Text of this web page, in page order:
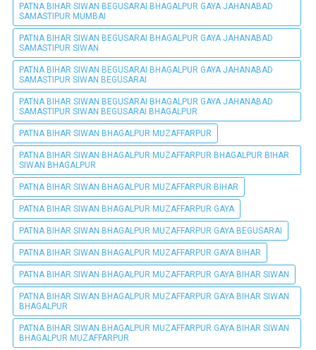
PATNA BIHAR SIWAN BEGUSARAI BHAGALPUR GAYA JAHANABAD
SAMASTIPUR MUMBAI
PATNA BIHAR SIWAN BEGUSARAI BHAGALPUR GAYA JAHANABAD
SAMASTIPUR SIWAN
PATNA BIHAR SIWAN BEGUSARAI BHAGALPUR GAYA JAHANABAD
SAMASTIPUR SIWAN BEGUSARAI
PATNA BIHAR SIWAN BEGUSARAI BHAGALPUR GAYA JAHANABAD
SAMASTIPUR SIWAN BEGUSARAI BHAGALPUR
PATNA BIHAR SIWAN BHAGALPUR MUZAFFARPUR
PATNA BIHAR SIWAN BHAGALPUR MUZAFFARPUR BHAGALPUR BIHAR
SIWAN BHAGALPUR
PATNA BIHAR SIWAN BHAGALPUR MUZAFFARPUR BIHAR
PATNA BIHAR SIWAN BHAGALPUR MUZAFFARPUR GAYA
PATNA BIHAR SIWAN BHAGALPUR MUZAFFARPUR GAYA BEGUSARAI
PATNA BIHAR SIWAN BHAGALPUR MUZAFFARPUR GAYA BIHAR
PATNA BIHAR SIWAN BHAGALPUR MUZAFFARPUR GAYA BIHAR SIWAN
PATNA BIHAR SIWAN BHAGALPUR MUZAFFARPUR GAYA BIHAR SIWAN
BHAGALPUR
PATNA BIHAR SIWAN BHAGALPUR MUZAFFARPUR GAYA BIHAR SIWAN
BHAGALPUR MUZAFFARPUR